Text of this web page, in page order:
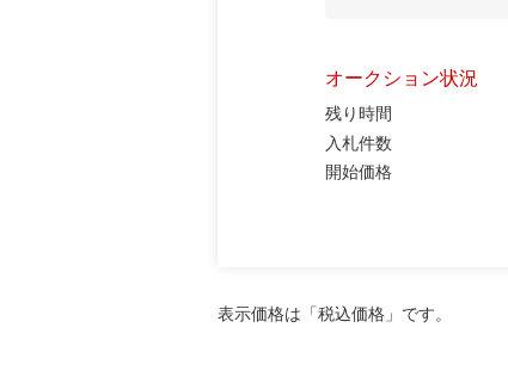
オークション状況
残り時間
入札件数
開始価格
表示価格は「税込価格」です。